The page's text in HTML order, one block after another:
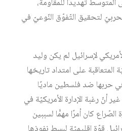
المتوسط تهديدًا للمقاومة،
لتحقيق التّفوّق النّوعيّ في
لإسرائيل لم يكن وليد
المتعاقبة على امتداد تاريخها
حربها ضد فلسطين ماديًا
أنّ رغبة الإدارة الأمريكيّة في
الصّراع كان أمرًا مهمًّا لسببين